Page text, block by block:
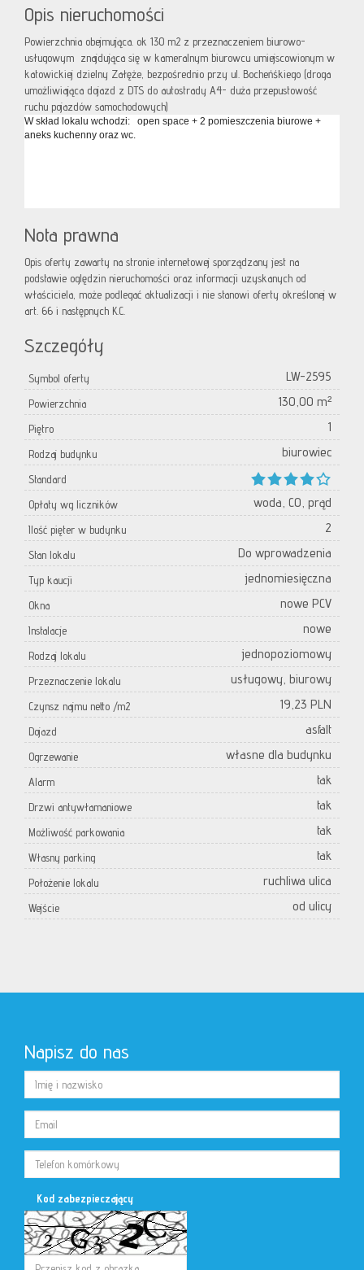
Opis nieruchomości
Powierzchnia obejmująca. ok 130 m2 z przeznaczeniem biurowo-
usługowym znajdująca się w kameralnym biurowcu umiejscowionym w
katowickiej dzielny Załęże, bezpośrednio przy ul. Bocheńśkiego (droga
umożliwiająca dojazd z DTS do autostrady A4- duża przepustowość
ruchu pojazdów samochodowych)
W skład lokalu wchodzi: open space + 2 pomieszczenia biurowe +
aneks kuchenny oraz wc.
Nota prawna
Opis oferty zawarty na stronie internetowej sporządzany jest na
podstawie oględzin nieruchomości oraz informacji uzyskanych od
właściciela, może podlegać aktualizacji i nie stanowi oferty określonej w
art. 66 i następnych K.C.
Szczegóły
Symbol oferty LW-2595
Powierzchnia 130,00 m²
Piętro 1
Rodzaj budynku biurowiec
Standard
Opłaty wg liczników
woda, CO, prąd
Ilość pięter w budynku 2
Stan lokalu Do wprowadzenia
Typ kaucji jednomiesięczna
Okna nowe PCV
Instalacje nowe
Rodzaj lokalu jednopoziomowy
Przeznaczenie lokalu usługowy, biurowy
Czynsz najmu netto /m2 19,23 PLN
Dojazd asfalt
Ogrzewanie własne dla budynku
Alarm tak
Drzwi antywłamaniowe tak
Możliwość parkowania tak
Własny parking tak
Położenie lokalu ruchliwa ulica
Wejście od ulicy
Napisz do nas
Kod zabezpieczający